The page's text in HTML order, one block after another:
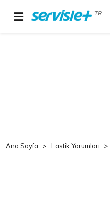
TR
Ana Sayfa Lastik Yorumları